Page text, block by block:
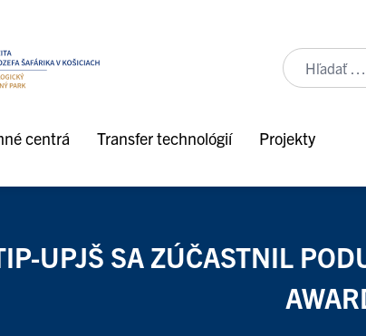
centrá Transfer technológií Projekty
UPJŠ SA ZÚČASTNIL